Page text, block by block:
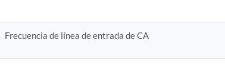
Frecuencia de línea de entrada de CA